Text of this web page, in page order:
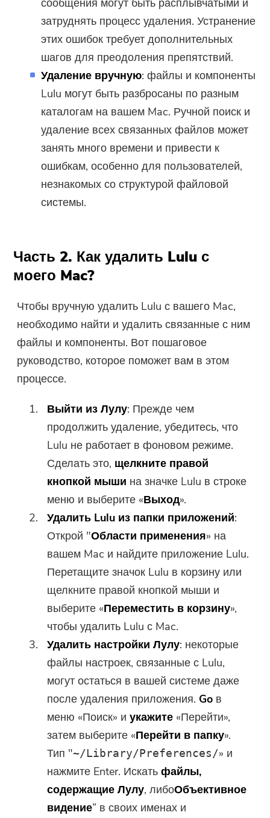
сообщения могут быть расплывчатыми и
затруднять процесс удаления. Устранение
этих ошибок требует дополнительных
шагов для преодоления препятствий.
Удаление вручную: файлы и компоненты
Lulu могут быть разбросаны по разным
каталогам на вашем Mac. Ручной поиск и
удаление всех связанных файлов может
занять много времени и привести к
ошибкам, особенно для пользователей,
незнакомых со структурой файловой
системы.
Часть 2. Как удалить Lulu с
моего Mac?
Чтобы вручную удалить Lulu с вашего Mac,
необходимо найти и удалить связанные с ним
файлы и компоненты. Вот пошаговое
руководство, которое поможет вам в этом
процессе.
Выйти из Лулу: Прежде чем
продолжить удаление, убедитесь, что
Lulu не работает в фоновом режиме.
Сделать это, щелкните правой
кнопкой мыши на значке Lulu в строке
меню и выберите «Выход».
Удалить Lulu из папки приложений:
Открой "Области применения» на
вашем Mac и найдите приложение Lulu.
Перетащите значок Lulu в корзину или
щелкните правой кнопкой мыши и
выберите «Переместить в корзину»,
чтобы удалить Lulu с Mac.
Удалить настройки Лулу: некоторые
файлы настроек, связанные с Lulu,
могут остаться в вашей системе даже
после удаления приложения. Go в
меню «Поиск» иукажите «Перейти»,
затем выберите «Перейти в папку».
Тип "~/Library/Preferences/» и
нажмите Enter. Искатьфайлы,
содержащие Лулу, либоОбъективное
видение” в своих именах и